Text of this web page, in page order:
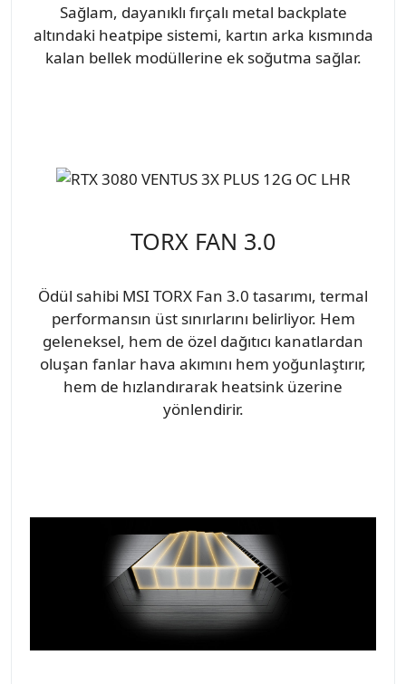
Sağlam, dayanıklı fırçalı metal backplate
altındaki heatpipe sistemi, kartın arka kısmında
kalan bellek modüllerine ek soğutma sağlar.
TORX FAN 3.0
Ödül sahibi MSI TORX Fan 3.0 tasarımı, termal
performansın üst sınırlarını belirliyor. Hem
geleneksel, hem de özel dağıtıcı kanatlardan
oluşan fanlar hava akımını hem yoğunlaştırır,
hem de hızlandırarak heatsink üzerine
yönlendirir.